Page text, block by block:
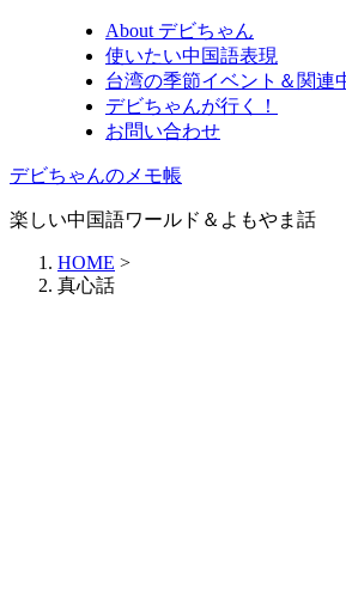
About デビちゃん
使いたい中国語表現
台湾の季節イベント＆関連
デビちゃんが行く！
お問い合わせ
デビちゃんのメモ帳
楽しい中国語ワールド＆よもやま話
HOME >
真心話